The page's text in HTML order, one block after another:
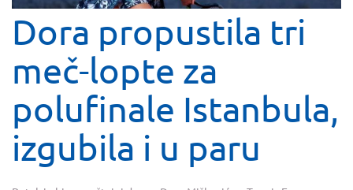
Dora propustila tri
meč-lopte za
polufinale Istanbula,
izgubila i u paru